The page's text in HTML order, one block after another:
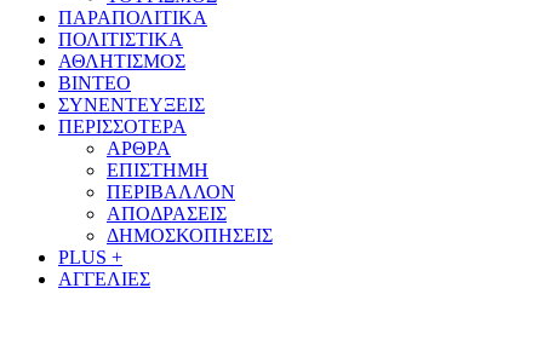
ΠΑΡΑΠΟΛΙΤΙΚΑ
ΠΟΛΙΤΙΣΤΙΚΑ
ΑΘΛΗΤΙΣΜΟΣ
ΒΙΝΤΕΟ
ΣΥΝΕΝΤΕΥΞΕΙΣ
ΠΕΡΙΣΣΟΤΕΡΑ
ΑΡΘΡΑ
ΕΠΙΣΤΗΜΗ
ΠΕΡΙΒΑΛΛΟΝ
ΑΠΟΔΡΑΣΕΙΣ
ΔΗΜΟΣΚΟΠΗΣΕΙΣ
PLUS +
ΑΓΓΕΛΙΕΣ